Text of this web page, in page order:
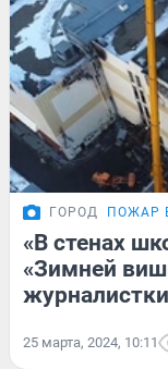
ГОРОД ПОЖАР
«В стенах
«Зимней
25 марта, 2024, 10:11